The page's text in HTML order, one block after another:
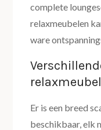
complete
relaxmeubelen
ware
Er is een breed
beschikbaar, elk